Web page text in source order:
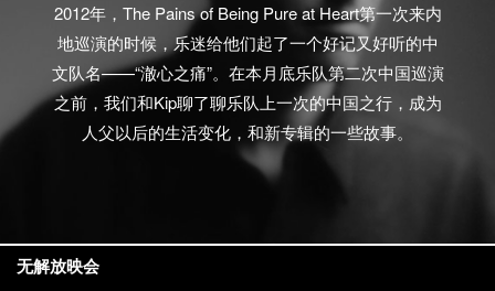
2012年，The Pains of Being Pure at Heart第一次来内
地巡演的时候，乐迷给他们起了一个好记又好听的中
文队名——“澈心之痛”。在本月底乐队第二次中国巡演
之前，我们和Kip聊了聊乐队上一次的中国之行，成为
人父以后的生活变化，和新专辑的一些故事。
无解放映会